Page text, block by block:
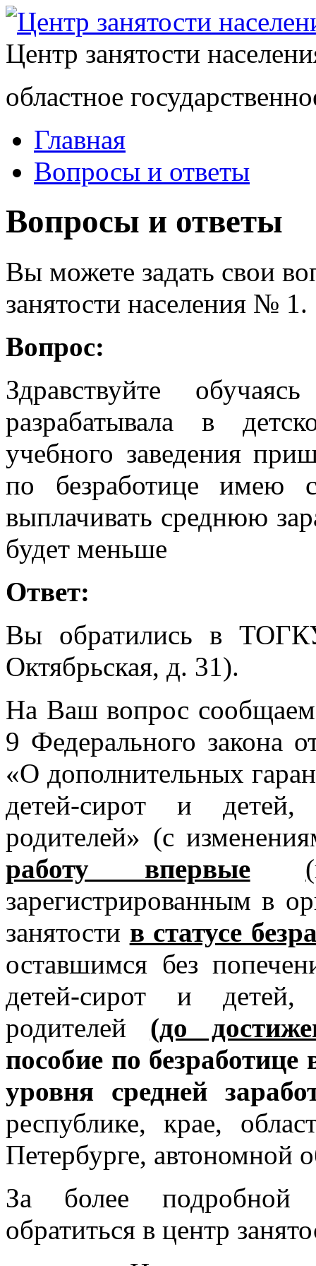
Центр занятости
областное
Главная
Вопросы и ответы
Вопросы и ответы
Вы можете задать свои
занятости населения № 1.
Вопрос:
Здравствуйте
разрабатывала в
учебного заведения
по безработице имею
выплачивать среднюю
будет меньше
Ответ:
Вы обратились в
Октябрьская, д. 31).
На Ваш вопрос сообщаем,
9 Федерального закона
«О дополнительных
детей-сирот и детей,
родителей» (с
работу впервые
зарегистрированным в
занятости в статусе
оставшимся без
детей-сирот и детей,
родителей (до
пособие по
уровня средней
республике, крае,
Петербурге, автономной
За более подробной
обратиться в центр